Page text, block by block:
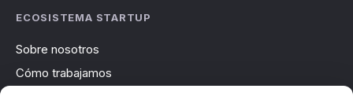
ECOSISTEMA STARTUP
Sobre nosotros
Cómo trabajamos